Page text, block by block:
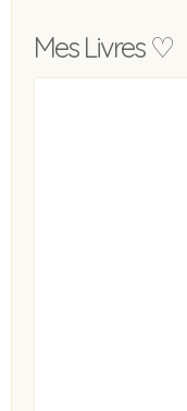
Mes Livres ♡